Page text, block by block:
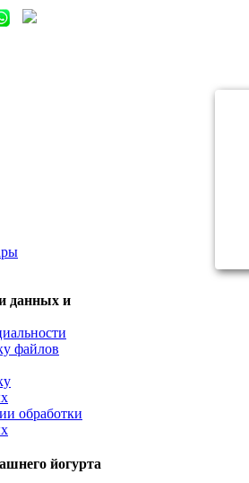
данных и
файлов
обработки
йогурта